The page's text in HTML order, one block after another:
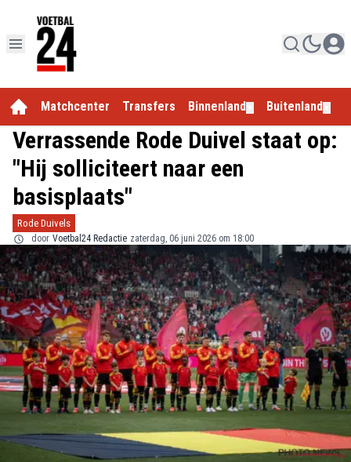
Matchcenter Transfers Binnenland Buitenland
Verrassende Rode Duivel staat op:
"Hij solliciteert naar een
basisplaats"
Rode Duivels
door Voetbal24 Redactie zaterdag, 06 juni 2026 om 18:00